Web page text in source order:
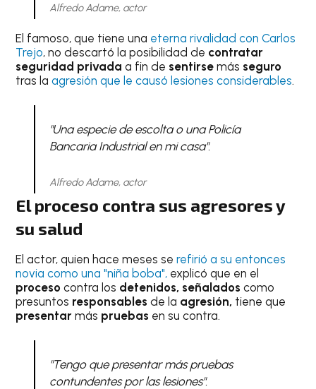
Alfredo Adame, actor
El famoso, que tiene una eterna rivalidad con Carlos
Trejo, no descartó la posibilidad de contratar
seguridad privada a fin de sentirsemás seguro
tras la agresión que le causó lesiones considerables.
"Una especie de escolta o una Policía
Bancaria Industrial en mi casa".
Alfredo Adame, actor
El proceso contra sus agresores y
su salud
El actor, quien hace meses serefirió a su entonces
novia como una "niña boba", explicó que en el
procesocontra los detenidos, señaladoscomo
presuntos responsablesde la agresión, tiene que
presentarmás pruebas en su contra.
"Tengo que presentar más pruebas
contundentes por las lesiones".